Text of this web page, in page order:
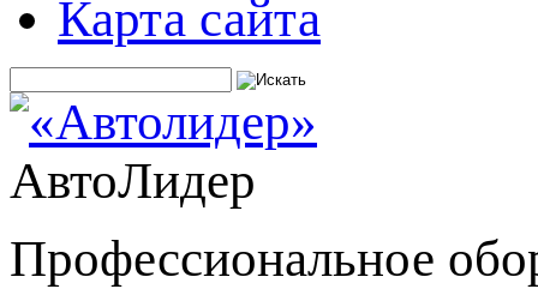
Карта сайта
АвтоЛидер
Профессиональное